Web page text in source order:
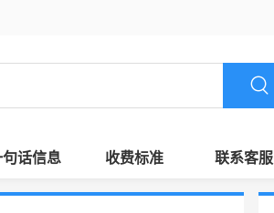
句话信息 收费标准 联系客服